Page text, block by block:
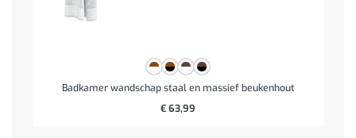
Badkamer wandschap staal en massief beukenhout
€63,99